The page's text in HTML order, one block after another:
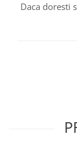
Daca doresti